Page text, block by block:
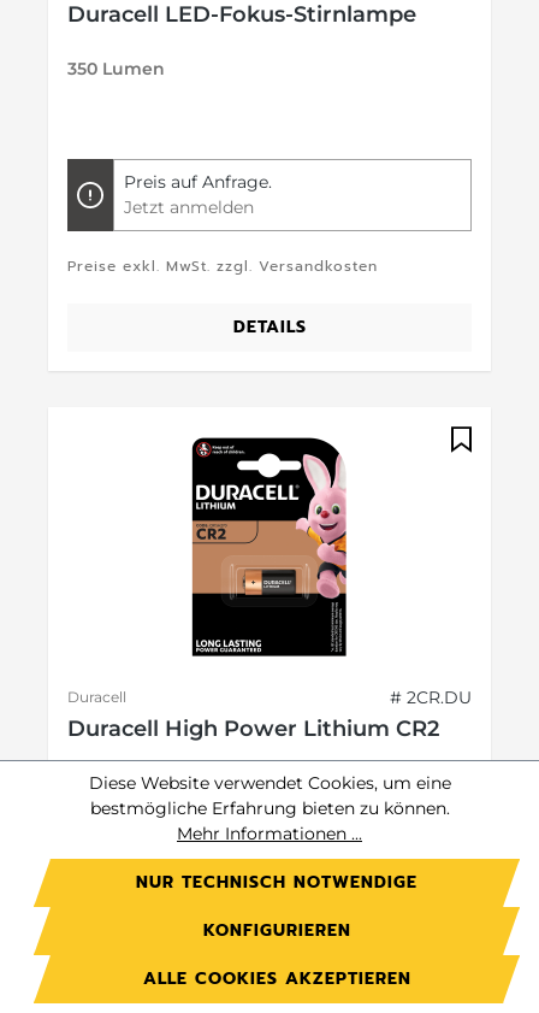
Duracell LED-Fokus-Stirnlampe
350 Lumen
Preis auf Anfrage.
Jetzt anmelden
Preise exkl. MwSt. zzgl. Versandkosten
DETAILS
Duracell # 2CR.DU
Duracell High Power Lithium CR2
1er Blister
Jetzt anmelden
Preise exkl. MwSt. zzgl. Versandkosten
Diese Website verwendet Cookies, um eine
bestmögliche Erfahrung bieten zu können.
Mehr Informationen ...
NUR TECHNISCH NOTWENDIGE
KONFIGURIEREN
ALLE COOKIES AKZEPTIEREN